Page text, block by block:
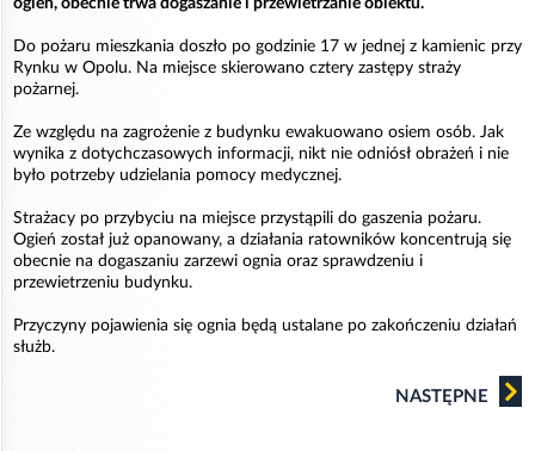
ogień, obecnie trwa dogaszanie i przewietrzanie obiektu.
Do pożaru mieszkania doszło po godzinie 17 w jednej z kamienic przy
Rynku w Opolu. Na miejsce skierowano cztery zastępy straży
pożarnej.
Ze względu na zagrożenie z budynku ewakuowano osiem osób. Jak
wynika z dotychczasowych informacji, nikt nie odniósł obrażeń i nie
było potrzeby udzielania pomocy medycznej.
Strażacy po przybyciu na miejsce przystąpili do gaszenia pożaru.
Ogień został już opanowany, a działania ratowników koncentrują się
obecnie na dogaszaniu zarzewi ognia oraz sprawdzeniu i
przewietrzeniu budynku.
Przyczyny pojawienia się ognia będą ustalane po zakończeniu działań
służb.
NASTĘPNE